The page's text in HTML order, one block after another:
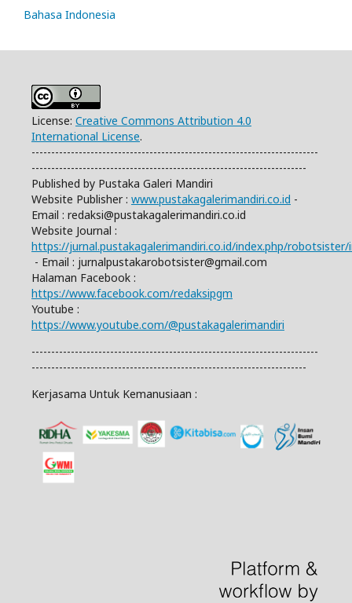
Bahasa Indonesia
License: Creative Commons Attribution 4.0
International License.
-------------------------------------------------------------------------
----------------------------------------------------------------------
Published by Pustaka Galeri Mandiri
Website Publisher : www.pustakagalerimandiri.co.id -
Email : redaksi@pustakagalerimandiri.co.id
Website Journal :
https://jurnal.pustakagalerimandiri.co.id/index.php/robotsister/
- Email : jurnalpustakarobotsister@gmail.com
Halaman Facebook :
https://www.facebook.com/redaksipgm
Youtube :
https://www.youtube.com/@pustakagalerimandiri
-------------------------------------------------------------------------
----------------------------------------------------------------------
Kerjasama Untuk Kemanusiaan :